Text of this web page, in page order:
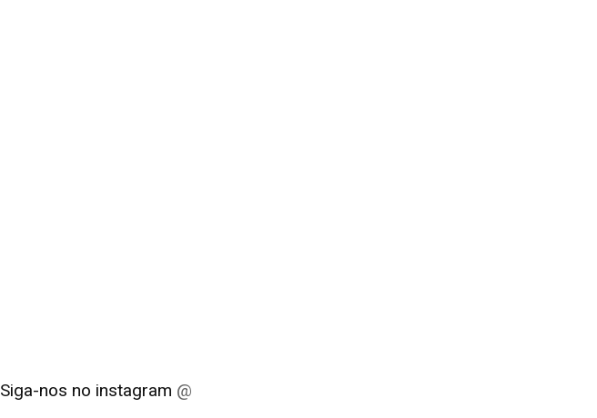
Siga-nos no instagram @